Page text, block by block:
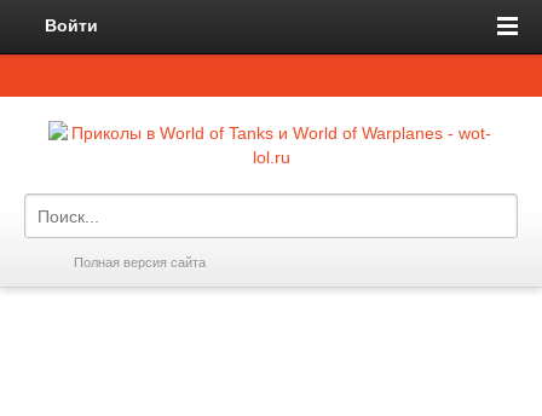
Войти
Полная версия сайта